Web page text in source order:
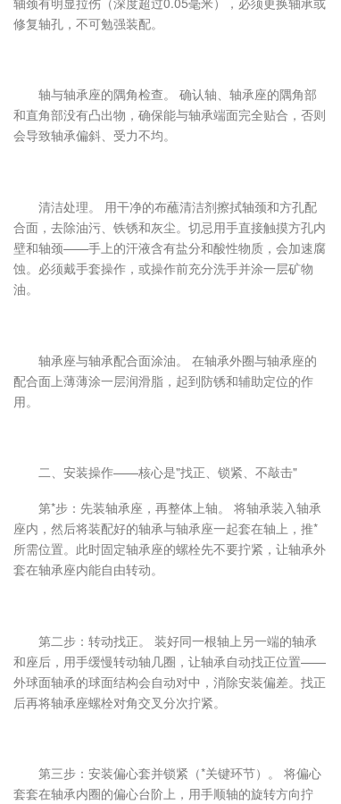
修复轴孔，不可勉强装配。
轴与轴承座的隅角检查。 确认轴、轴承座的隅角部
和直角部没有凸出物，确保能与轴承端面完全贴合，否则
会导致轴承偏斜、受力不均。
清洁处理。 用干净的布蘸清洁剂擦拭轴颈和方孔配
合面，去除油污、铁锈和灰尘。切忌用手直接触摸方孔内
壁和轴颈——手上的汗液含有盐分和酸性物质，会加速腐
蚀。必须戴手套操作，或操作前充分洗手并涂一层矿物
油。
轴承座与轴承配合面涂油。 在轴承外圈与轴承座的
配合面上薄薄涂一层润滑脂，起到防锈和辅助定位的作
用。
二、安装操作——核心是"找正、锁紧、不敲击"
第*步：先装轴承座，再整体上轴。 将轴承装入轴承
座内，然后将装配好的轴承与轴承座一起套在轴上，推*
所需位置。此时固定轴承座的螺栓先不要拧紧，让轴承外
套在轴承座内能自由转动。
第二步：转动找正。 装好同一根轴上另一端的轴承
和座后，用手缓慢转动轴几圈，让轴承自动找正位置——
外球面轴承的球面结构会自动对中，消除安装偏差。找正
后再将轴承座螺栓对角交叉分次拧紧。
第三步：安装偏心套并锁紧（*关键环节）。 将偏心
套套在轴承内圈的偏心台阶上，用手顺轴的旋转方向拧